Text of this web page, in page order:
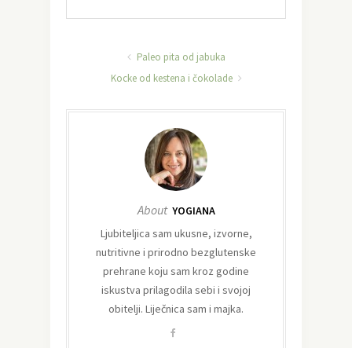
Paleo pita od jabuka
Kocke od kestena i čokolade
About YOGIANA
Ljubiteljica sam ukusne, izvorne,
nutritivne i prirodno bezglutenske
prehrane koju sam kroz godine
iskustva prilagodila sebi i svojoj
obitelji. Liječnica sam i majka.